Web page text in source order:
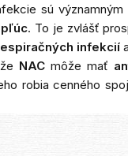
sú
. To je zvlášť
infekcií
NAC môže mať
robia cenného